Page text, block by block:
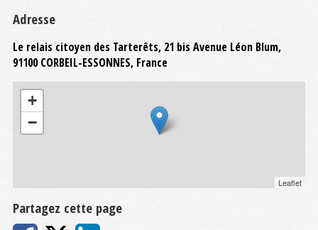
Adresse
Le relais citoyen des Tarterêts, 21 bis Avenue Léon Blum,
91100 CORBEIL-ESSONNES, France
+
−
Leaflet
Partagez cette page